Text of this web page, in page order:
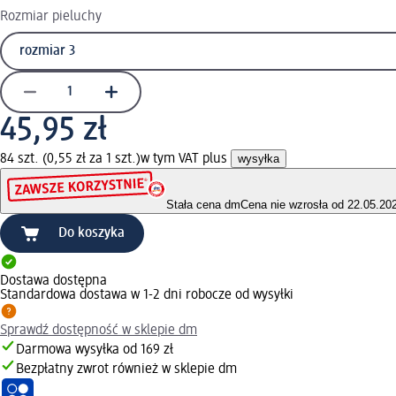
Rozmiar pieluchy
45,95 zł
84 szt. (0,55 zł za 1 szt.)w tym VAT plus wysyłka
Stała cena dmCena nie wzrosła od
Do koszyka
Dostawa dostępna
Standardowa dostawa w 1-2 dni robocze od wysyłki
Sprawdź dostępność w sklepie dm
Darmowa wysyłka od 169 zł
Bezpłatny zwrot również w sklepie dm